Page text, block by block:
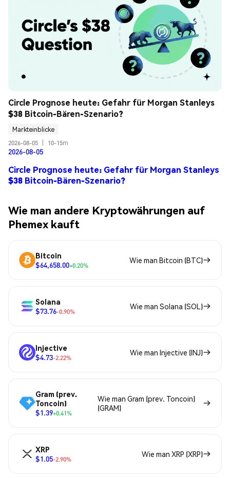
Circle Prognose heute: Gefahr für Morgan Stanleys
$38 Bitcoin-Bären-Szenario?
Markteinblicke
2026-08-05
10-15m
2026-08-05
Circle Prognose heute: Gefahr für Morgan Stanleys
$38 Bitcoin-Bären-Szenario?
Wie man andere Kryptowährungen auf
Phemex kauft
Bitcoin
$64,658.00+0.20%
Wie man Bitcoin (BTC)
Solana
$73.76-0.90%
Wie man Solana (SOL)
Injective
$4.73-2.22%
Wie man Injective (INJ)
Gram (prev.
Toncoin)
$1.39+0.41%
Wie man Gram (prev. Toncoin)
(GRAM)
XRP
$1.05-2.90%
Wie man XRP (XRP)